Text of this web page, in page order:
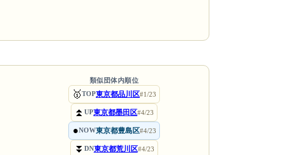
類似団体内順位
🥇TOP東京都品川区#1/23
⏫ UP東京都墨田区#4/23
●NOW東京都豊島区#4/23
⏬ DN東京都荒川区#4/23